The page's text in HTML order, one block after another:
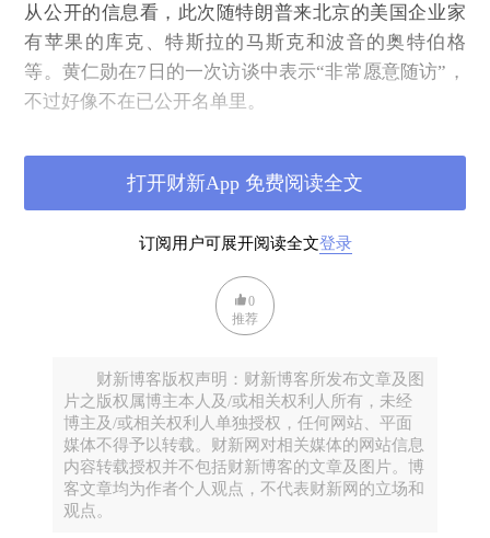
从公开的信息看，此次随特朗普来北京的美国企业家
有苹果的库克、特斯拉的马斯克和波音的奥特伯格
等。黄仁勋在7日的一次访谈中表示“非常愿意随访”，
不过好像不在已公开名单里。
所以，如果有签约订单，应该集中在航空、汽车、电
子产品、能源和农业领域。而高性能芯片等产品的输
在金融领域，高盛、花旗和黑石的董事长随行，在投
资准入方面仍然会拉锯和适度开放。事实上，在这一
方面双方的需求并不那么强烈。
在“大事小会谈”方面，应该聚焦在俄乌战争和美伊战
争，美国对中国有很多抱怨和同样多的期待。美伊战
争从2月28日打起，到今天已经过去了74天，如果再相
持一个月，就到了很多国家的石油储备极限点，这里
有明牌，更多的可能是双方心知肚明的暗牌。
订阅用户可展开阅读全文登录
打开财新App 免费阅读全文
0
推荐
财新博客版权声明：财新博客所发布文章及图
片之版权属博主本人及/或相关权利人所有，未经
博主及/或相关权利人单独授权，任何网站、平面
媒体不得予以转载。财新网对相关媒体的网站信息
内容转载授权并不包括财新博客的文章及图片。博
客文章均为作者个人观点，不代表财新网的立场和
观点。